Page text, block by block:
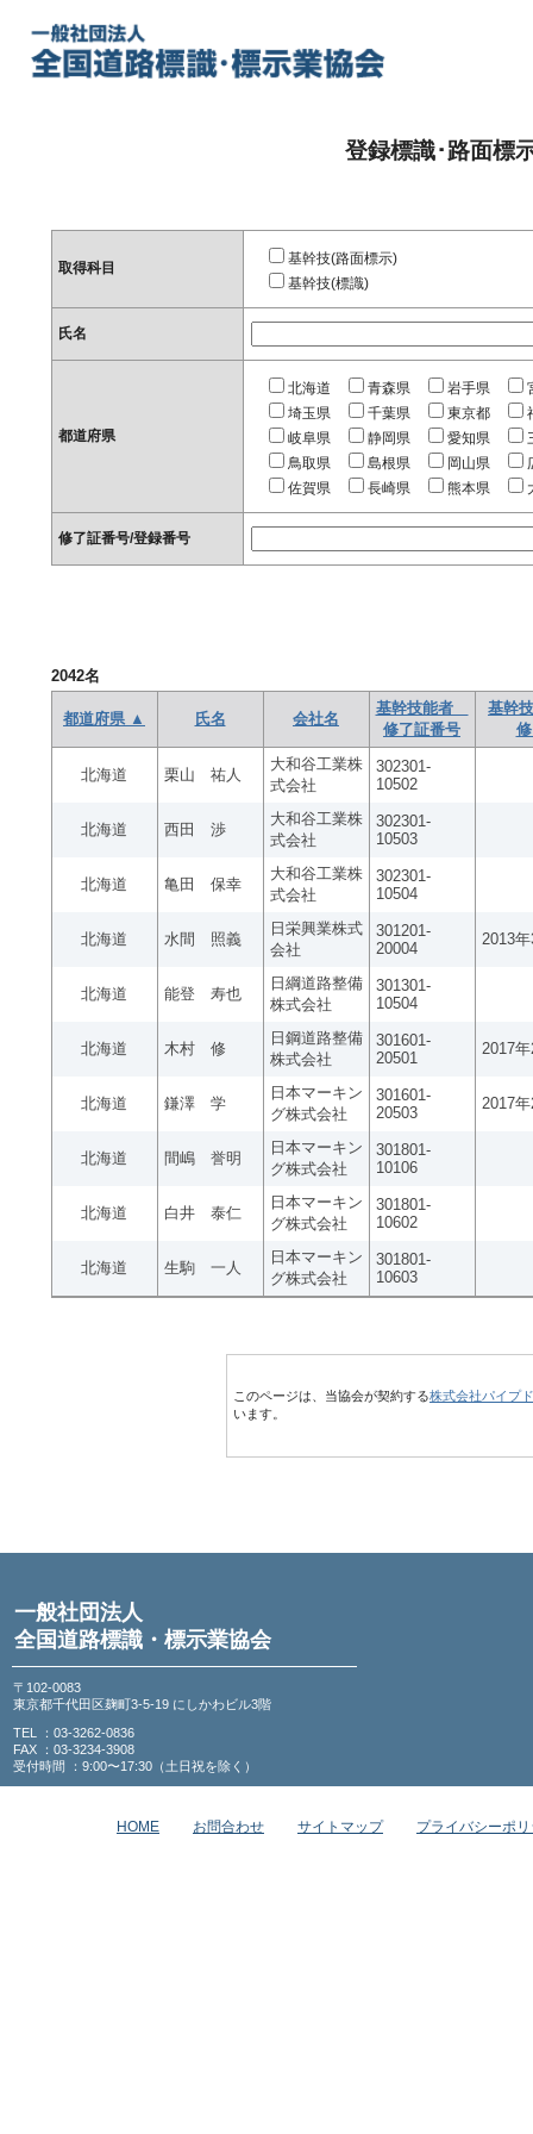
登録標識･路面標
取得科目
基幹技(路面標示)
基幹技(標識)
氏名
都道府県
北海道 青森県 岩手県
埼玉県
千葉県 東京都
岐阜県
静岡県 愛知県
鳥取県
島根県 岡山県
佐賀県
長崎県 熊本県
修了証番号/登録番号
2042名
都道府県 ▲ 氏名 会社名
基幹技能者
修了証番号
基幹
北海道 栗山 祐人
大和谷工業株
式会社
302301-
10502
北海道 西田 渉
大和谷工業株
式会社
302301-
10503
北海道 亀田 保幸
大和谷工業株
式会社
302301-
10504
北海道 水間 照義
日栄興業株式
会社
301201-
20004
2013
北海道 能登 寿也
日綱道路整備
株式会社
301301-
10504
北海道 木村 修
日鋼道路整備
株式会社
301601-
20501
2017
北海道 鎌澤 学
日本マーキン
グ株式会社
301601-
20503
2017
北海道 間嶋 誉明
日本マーキン
グ株式会社
301801-
10106
北海道 白井 泰仁
日本マーキン
グ株式会社
301801-
10602
北海道 生駒 一人
日本マーキン
グ株式会社
301801-
10603
このページは、当協会が契約する株式会社パイプ
います。
一般社団法人
全国道路標識・標示業協会
〒102-0083
東京都千代田区麹町3-5-19 にしかわビル3階
TEL ：03-3262-0836
FAX ：03-3234-3908
受付時間 ：9:00〜17:30（土日祝を除く）
HOME お問合わせ サイトマップ プライバシーポ